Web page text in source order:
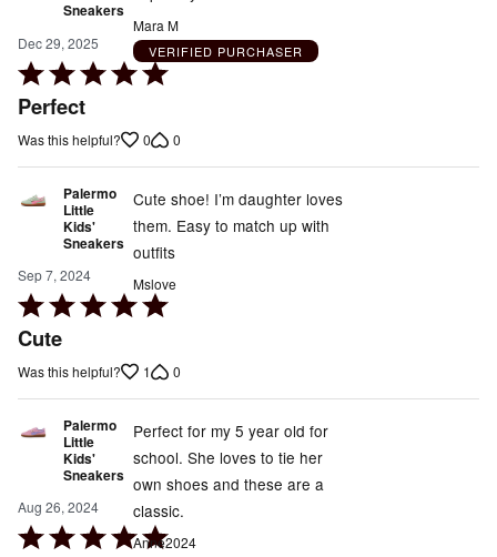
Sneakers
Dec 29, 2025
Rated
5
of
Perfect
Mara M
VERIFIED PURCHASER
Was this helpful? 0 0
Palermo
Little
Kids'
Sneakers
Sep 7, 2024
Rated
5
of
Cute
Cute shoe! I’m daughter loves
them. Easy to match up with
outfits
Mslove
Was this helpful? 1 0
Palermo
Little
Kids'
Sneakers
Aug 26, 2024
Rated
Perfect for my 5 year old for
school. She loves to tie her
own shoes and these are a
classic.
Anne2024